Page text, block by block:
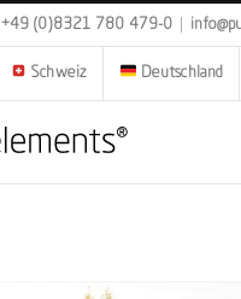
+49 (0)8321 780 479-0
Schweiz Deutschland